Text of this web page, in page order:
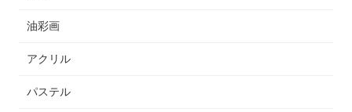
油彩画
アクリル
パステル